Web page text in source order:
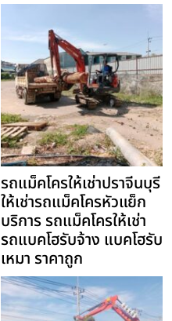
รถแม็คโครให้เช่าปราจีนบุรี
ให้เช่ารถแม็คโครหัวแย็ก
บริการ รถแม็คโครให้เช่า
รถแบคโฮรับจ้าง แบคโฮรับ
เหมา ราคาถูก